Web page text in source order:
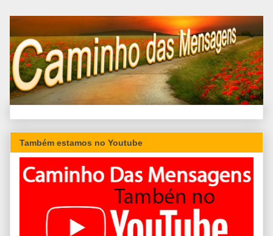
Também estamos no Youtube